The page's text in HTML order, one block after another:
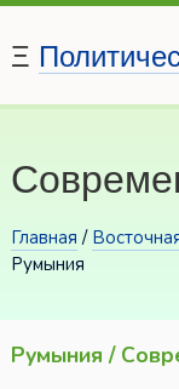
Ξ
Главная /
Румыния
Румыния /